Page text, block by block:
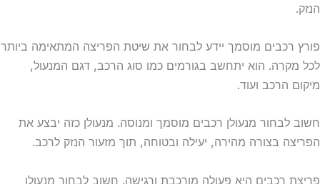
הנזק.
פורץ רכבים מוסמך יידע לבחור את שיטת הפריצה המתאימה ביותר
לכל מקרה. הוא יתחשב בגורמים כמו סוג הרכב, דגם המנעול,
מיקום הרכב ועוד.
חשוב לבחור מנעולן רכבים מוסמך ומנוסה. מנעולן כזה יבצע את
הפריצה בצורה מהירה, יעילה ובטוחה, תוך מזעור הנזק לרכב.
פריצת רכבים היא פעולה מורכבת ורגישה. חשוב לבחור מנעולן